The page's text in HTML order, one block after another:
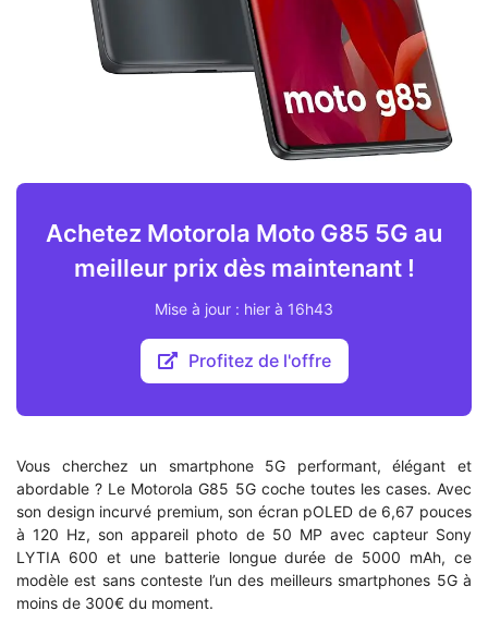
Achetez Motorola Moto G85 5G au
meilleur prix dès maintenant !
Mise à jour : hier à 16h43
Profitez de l'offre
Vous cherchez un smartphone 5G performant, élégant et
abordable ? Le Motorola G85 5G coche toutes les cases. Avec
son design incurvé premium, son écran pOLED de 6,67 pouces
à 120 Hz, son appareil photo de 50 MP avec capteur Sony
LYTIA 600 et une batterie longue durée de 5000 mAh, ce
modèle est sans conteste l’un des meilleurs smartphones 5G à
moins de 300€ du moment.